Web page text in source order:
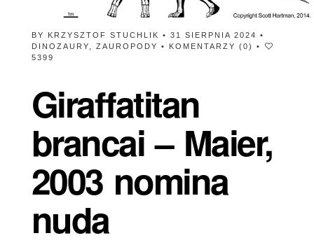
BY KRZYSZTOF STUCHLIK • 31 SIERPNIA 2024 •
DINOZAURY
ZAUROPODY • KOMENTARZY (0)
•
5399
Giraffatitan
brancai – Maier,
2003 nomina
nuda